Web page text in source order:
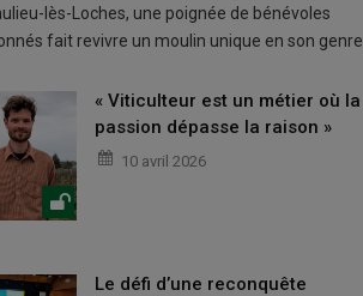
lès-Loches, une poignée de bénévoles
fait revivre un moulin unique en son genre.
« Viticulteur est un métier où la
passion dépasse la raison »
10 avril 2026
Le défi d’une reconquête